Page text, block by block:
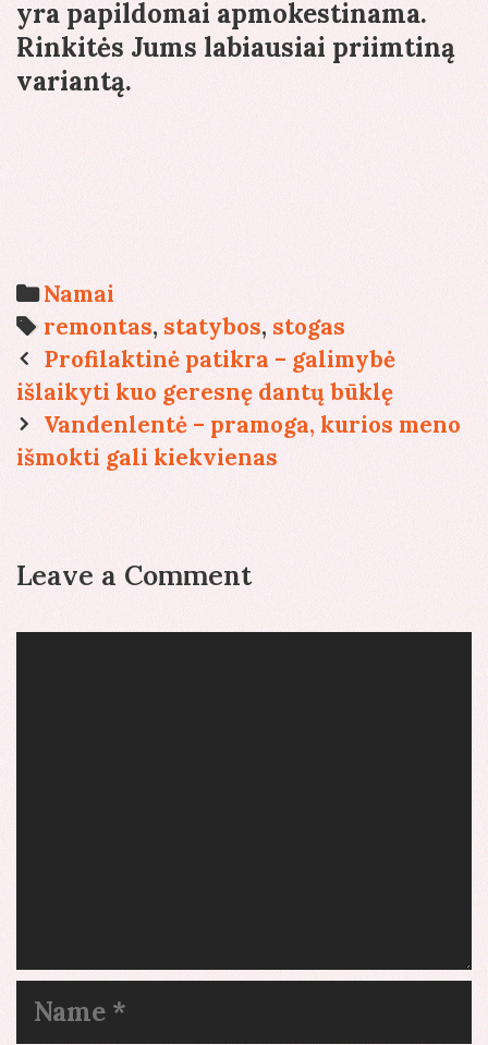
yra papildomai apmokestinama.
Rinkitės Jums labiausiai priimtiną
variantą.
Categories
Namai
Tags
remontas, statybos, stogas
Post
navigation
Profilaktinė patikra – galimybė
išlaikyti kuo geresnę dantų būklę
Vandenlentė – pramoga, kurios meno
išmokti gali kiekvienas
Leave a Comment
Name